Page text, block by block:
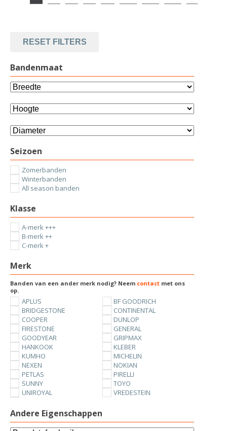
RESET FILTERS
Bandenmaat
Seizoen
Zomerbanden
Winterbanden
All season banden
Klasse
A-merk +++
B-merk ++
C-merk +
Merk
Banden van een ander merk nodig? Neem contact met ons
op.
APLUS
BF GOODRICH
BRIDGESTONE
CONTINENTAL
COOPER
DUNLOP
FIRESTONE
GENERAL
GOODYEAR
GRIPMAX
HANKOOK
KLEBER
KUMHO
MICHELIN
NEXEN
NOKIAN
PETLAS
PIRELLI
SUNNY
TOYO
UNIROYAL
VREDESTEIN
Andere Eigenschappen